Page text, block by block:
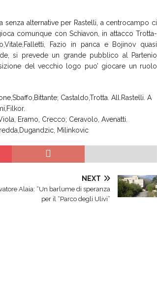
senza alternative per Rastelli, a centrocampo ci
comunque con Schiavon, in attacco Trotta-
Fazio in panca e Bojinov quasi
si prevede un grande pubblico al Partenio
del vecchio logo puo’ giocare un ruolo
Castaldo,Trotta. All.Rastelli. A
Eramo, Crecco; Ceravolo, Avenatti.
Milinkovic
NEXT
Alaia: “Un barlume di speranza
per il “Parco degli Ulivi”